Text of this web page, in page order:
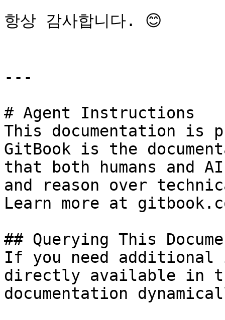
항상 감사합니다. 😊
---
# Agent Instructions
This documentation is
GitBook is the
that both humans and
and reason over
Learn more at
## Querying This
If you need
directly available in
documentation